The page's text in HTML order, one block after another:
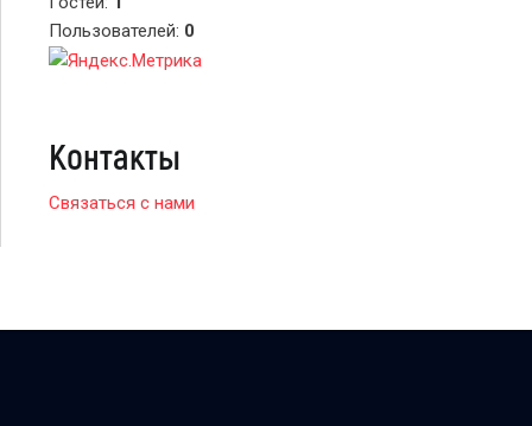
Пользователей: 0
Контакты
Связаться с нами